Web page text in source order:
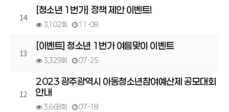
14
[청소년 1번가] 정책 제안 이벤트!
3,102회 11-08
13
[이벤트] 청소년 1번가 여름맞이 이벤트
3,329회 07-25
12
2023 광주광역시 아동청소년참여예산제 공모대회
안내
3,668회 07-18